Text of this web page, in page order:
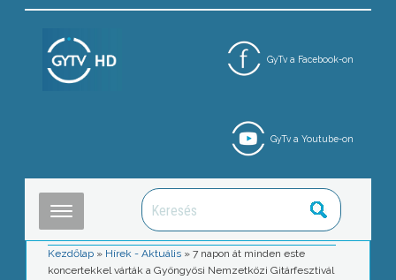
GyTv a Facebook-on
GyTv a Youtube-on
Kezdőlap » Hírek - Aktuális »7 napon át minden este
koncertekkel várták a Gyöngyösi Nemzetközi Gitárfesztivál